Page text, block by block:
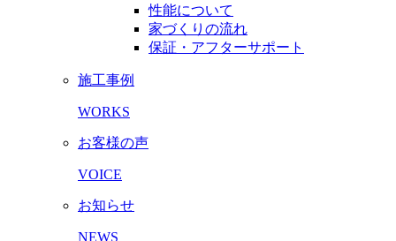
性能について
家づくりの流れ
保証・アフターサポート
施工事例
WORKS
お客様の声
VOICE
お知らせ
NEWS